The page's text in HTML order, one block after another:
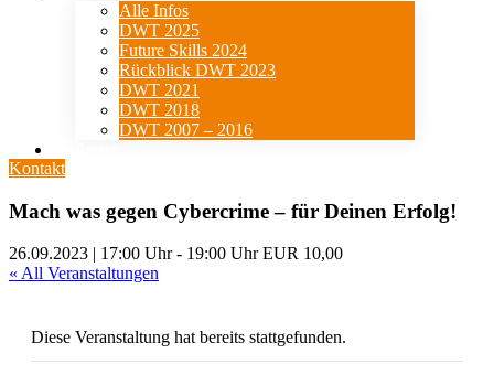
Alle Infos
DWT 2025
Future Skills 2024
Rückblick DWT 2023
DWT 2021
DWT 2018
DWT 2007 – 2016
Kontakt
Mach was gegen Cybercrime – für Deinen Erfolg!
26.09.2023 | 17:00 Uhr- 19:00 UhrEUR 10,00
« All Veranstaltungen
Diese Veranstaltung hat bereits stattgefunden.